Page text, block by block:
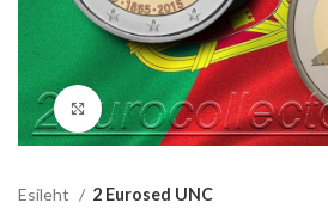
Suurenda
Esileht 2 Eurosed UNC